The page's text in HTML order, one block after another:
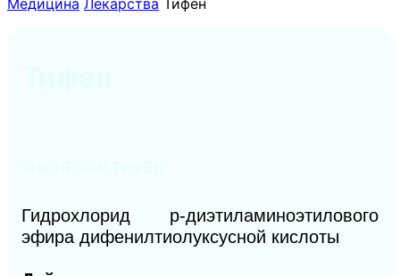
Медицина Лекарства Тифен
Гидрохлорид р-диэтиламиноэтилового
эфира дифенилтиолуксусной кислоты